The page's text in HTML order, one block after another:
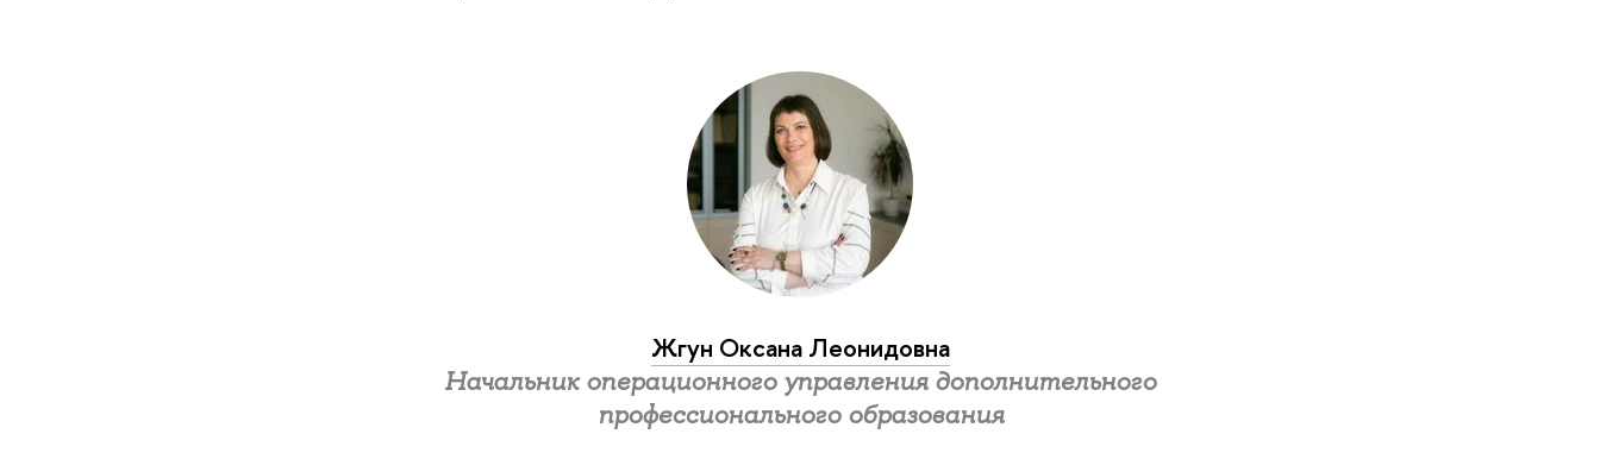
Жгун Оксана Леонидовна
Начальник операционного управления дополнительного
профессионального образования